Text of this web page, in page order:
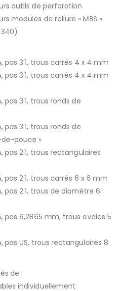
outils de perforation
modules de reliure « MBS »
340)
pas 3:1, trous carrés 4 x 4 mm
pas 3:1, trous carrés 4 x 4 mm
3:1, trous ronds de
3:1, trous ronds de
pouce »
pas 2:1, trous rectangulaires
pas 2:1, trous carrés 6 x 6 mm
pas 2:1, trous de diamètre 6
pas 6,2865 mm, trous ovales 5
pas US, trous rectangulaires 8
de :
individuellement